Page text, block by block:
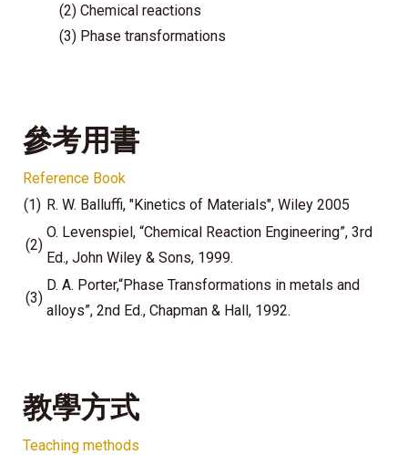
(2) Chemical reactions
(3) Phase transformations
參考用書
Reference Book
(1) R. W. Balluffi, "Kinetics of Materials", Wiley 2005
(2)
O. Levenspiel, “Chemical Reaction Engineering”, 3rd
Ed., John Wiley & Sons, 1999.
(3)
D. A. Porter,“Phase Transformations in metals and
alloys”, 2nd Ed., Chapman & Hall, 1992.
教學方式
Teaching methods